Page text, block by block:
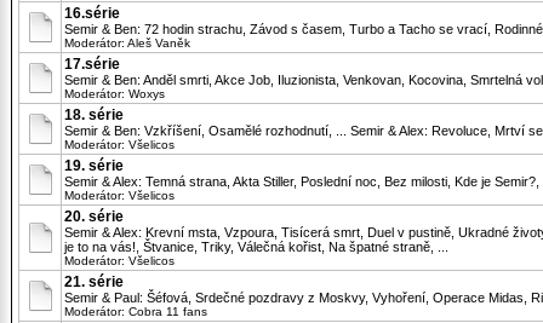
16.série
Semir & Ben: 72 hodin strachu, Závod s časem, Turbo a Tacho se vrací,
Moderátor: Aleš Vaněk
17.série
Semir & Ben: Anděl smrti, Akce Job, Iluzionista, Venkovan, Kocovina, Smrtelná
Moderátor: Woxys
18. série
Semir & Ben: Vzkříšení, Osamělé rozhodnutí, ... Semir & Alex: Revoluce, Mrtví
Moderátor: Všelicos
19. série
Semir & Alex: Temná strana, Akta Stiller, Poslední noc, Bez milosti, Kde je
Moderátor: Všelicos
20. série
Semir & Alex: Krevní msta, Vzpoura, Tisícerá smrt, Duel v pustině, Ukradné
je to na vás!, Štvanice, Triky, Válečná kořist, Na špatné straně, ...
Moderátor: Všelicos
21. série
Semir & Paul: Šéfová, Srdečné pozdravy z Moskvy, Vyhoření, Operace Midas,
Moderátor: Cobra 11 fans